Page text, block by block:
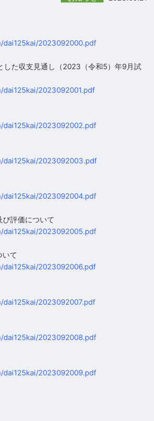
2023092000.pdf
した収支見通し（2023（令和5）年9月試
2023092001.pdf
2023092002.pdf
2023092003.pdf
2023092004.pdf
評価について
2023092005.pdf
て
2023092006.pdf
2023092007.pdf
2023092008.pdf
2023092009.pdf